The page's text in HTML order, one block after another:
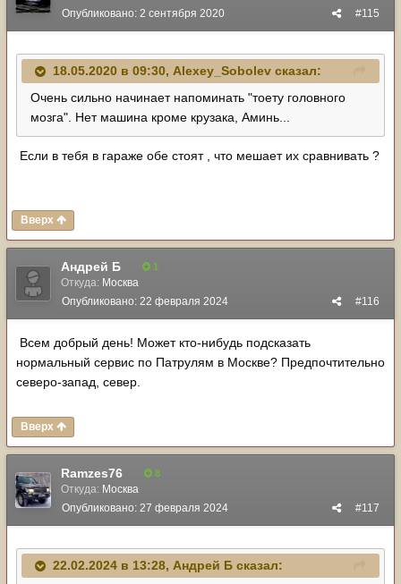
#115
Опубликовано: 2 сентября 2020
18.05.2020 в 09:30, Alexey_Sobolev сказал:
Очень сильно начинает напоминать "тоету головного
мозга". Нет машина кроме крузака, Аминь...
Если в тебя в гараже обе стоят , что мешает их сравнивать ?
Вверх
Андрей Б 1
Откуда: Москва
#116
Опубликовано: 22 февраля 2024
Всем добрый день! Может кто-нибудь подсказать
нормальный сервис по Патрулям в Москве? Предпочтительно
северо-запад, север.
Вверх
Ramzes76 8
Откуда: Москва
#117
Опубликовано: 27 февраля 2024
22.02.2024 в 13:28, Андрей Б сказал: